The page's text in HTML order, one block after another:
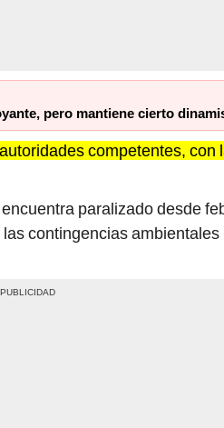
pero mantiene cierto
competentes, con
paralizado desde
contingencias